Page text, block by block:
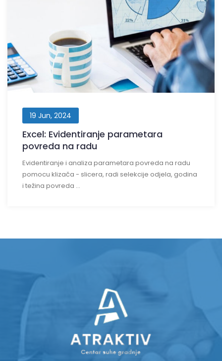
19 Jun, 2024
Excel: Evidentiranje parametara
povreda na radu
Evidentiranje i analiza parametara povreda na radu
pomocu klizača - slicera, radi selekcije odjela, godina
i težina povreda ...